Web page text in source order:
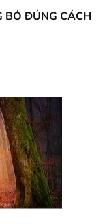
BỎ ĐÚNG CÁCH